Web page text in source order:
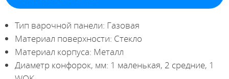
Тип варочной панели: Газовая
Материал поверхности: Стекло
Материал корпуса: Металл
Диаметр конфорок, мм: 1 маленькая, 2 средние, 1